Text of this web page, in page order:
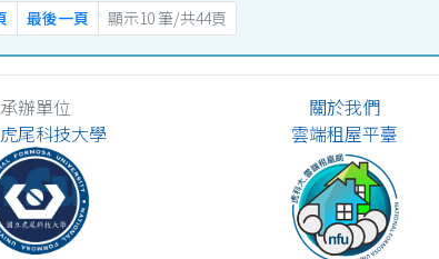
最後一頁 顯示10 筆/共44頁
承辦單位
尾科技大學
關於我們
雲端租屋平臺